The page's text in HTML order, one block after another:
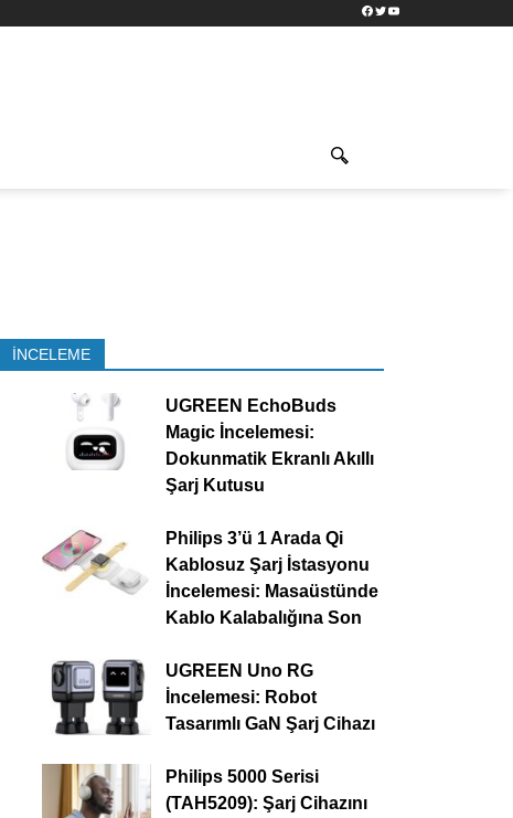
Facebook
TwitterYouTube
İNCELEME
UGREEN EchoBuds
Magic İncelemesi:
Dokunmatik Ekranlı Akıllı
Şarj Kutusu
Philips 3’ü 1 Arada Qi
Kablosuz Şarj İstasyonu
İncelemesi: Masaüstünde
Kablo Kalabalığına Son
UGREEN Uno RG
İncelemesi: Robot
Tasarımlı GaN Şarj Cihazı
Philips 5000 Serisi
(TAH5209): Şarj Cihazını